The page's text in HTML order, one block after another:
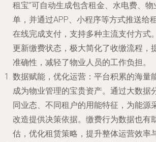
租宝”可自动生成包含租金、水电费、
单，并通过APP、小程序等方式推送给
在线完成支付，支持多种主流支付方式
更新缴费状态，极大简化了收缴流程，
准确性，减轻了物业人员的工作负担。
数据赋能，优化运营 ：平台积累的海量
成为物业管理的宝贵资产。通过大数据
同业态、不同租户的用能特征，为能源
改造提供决策依据。缴费行为数据也有
估，优化租赁策略，提升整体运营效率